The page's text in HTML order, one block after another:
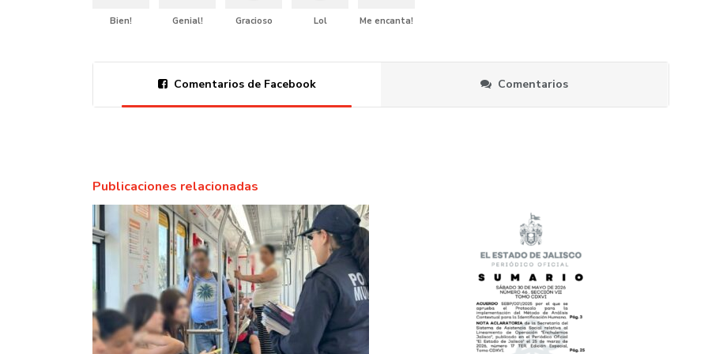
Bien! Genial! Gracioso Lol Me encanta!
Comentarios de Facebook Comentarios
Publicaciones relacionadas